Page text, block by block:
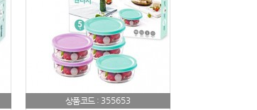
상품코드 : 355653